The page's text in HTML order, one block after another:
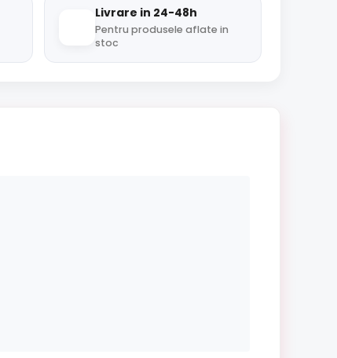
Livrare in 24-48h
Pentru produsele aflate in
stoc